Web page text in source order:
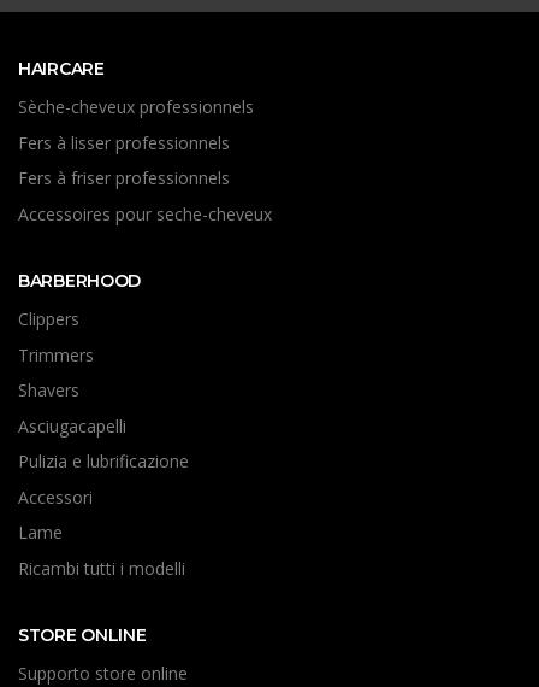
HAIRCARE
Sèche-cheveux professionnels
Fers à lisser professionnels
Fers à friser professionnels
Accessoires pour seche-cheveux
BARBERHOOD
Clippers
Trimmers
Shavers
Asciugacapelli
Pulizia e lubrificazione
Accessori
Lame
Ricambi tutti i modelli
STORE ONLINE
Supporto store online